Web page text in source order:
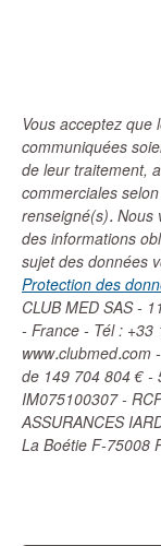
Vous acceptez
communiquées
de leur traitement,
commerciales
renseigné(s). Nous
des informations
sujet des données
Protection des
CLUB MED SAS -
- France - Tél : +33
www.clubmed.com
de 149 704 804 € -
IM075100307 -
ASSURANCES
La Boétie F-75008